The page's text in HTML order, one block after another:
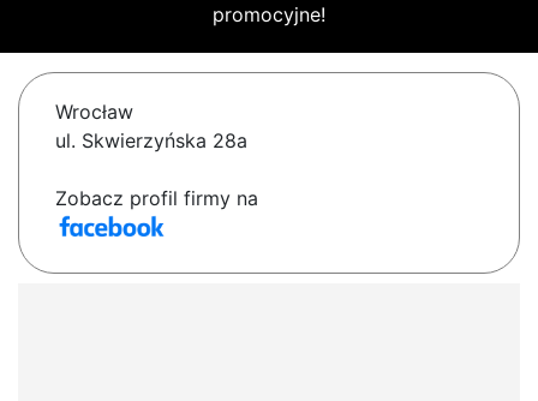
promocyjne!
Wrocław
ul. Skwierzyńska 28a
Zobacz profil firmy na